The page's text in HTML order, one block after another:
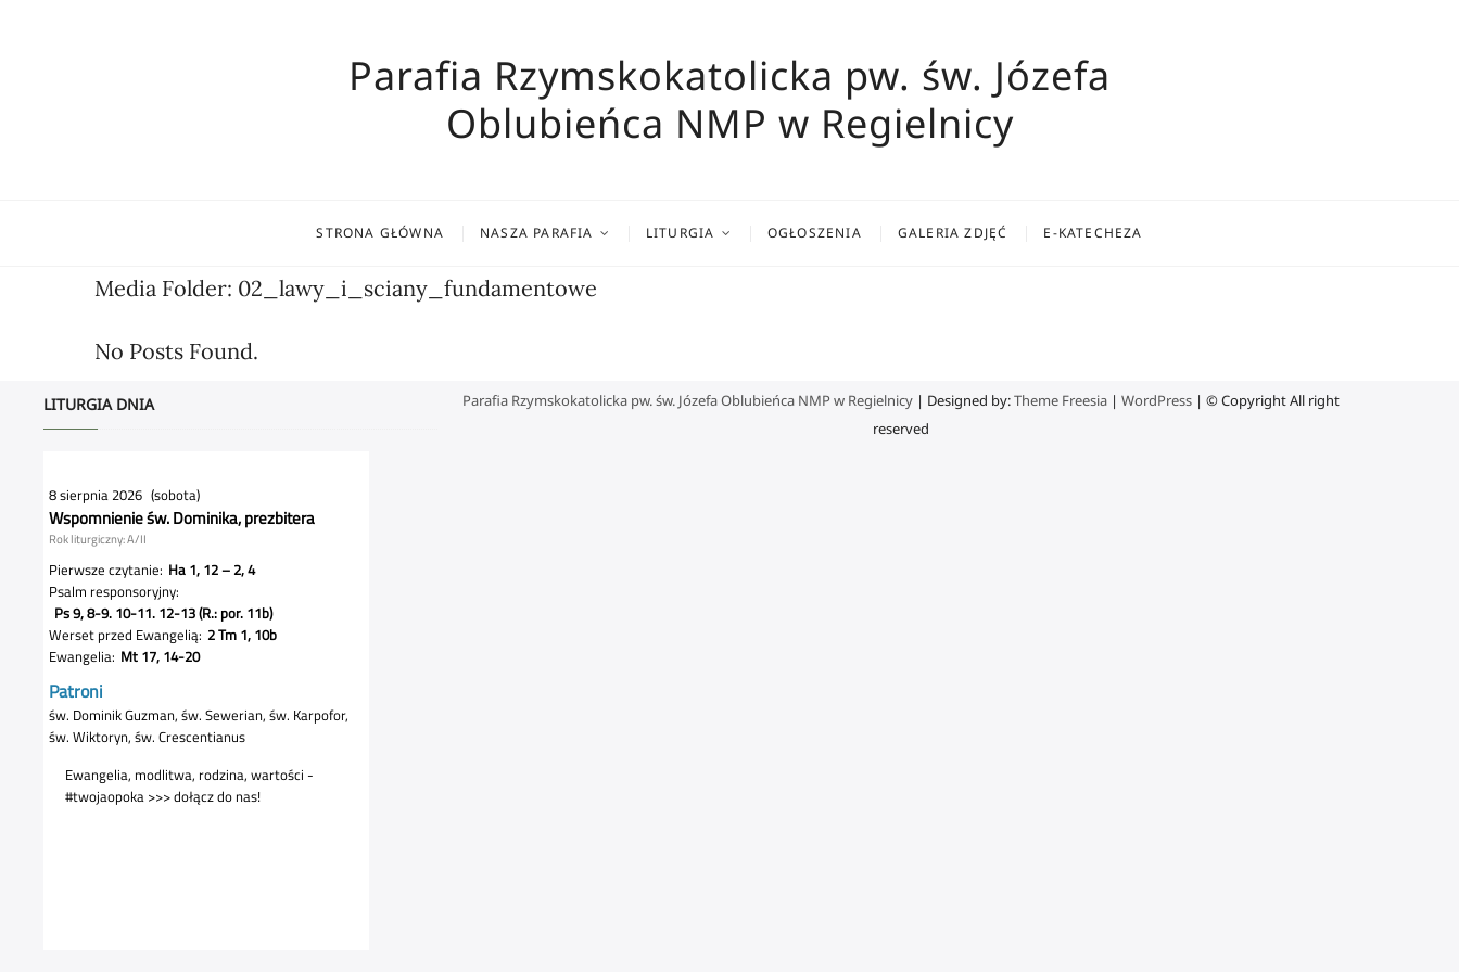
Parafia Rzymskokatolicka pw. św. Józefa
Oblubieńca NMP w Regielnicy
STRONA GŁÓWNA NASZA PARAFIA LITURGIA OGŁOSZENIA GALERIA ZDJĘĆ E-KATECHEZA
Media Folder: 02_lawy_i_sciany_fundamentowe
No Posts Found.
LITURGIA DNIA Parafia Rzymskokatolicka pw. św. Józefa Oblubieńca NMP w Regielnicy | Designed by:Theme Freesia |WordPress | © Copyright All right
reserved